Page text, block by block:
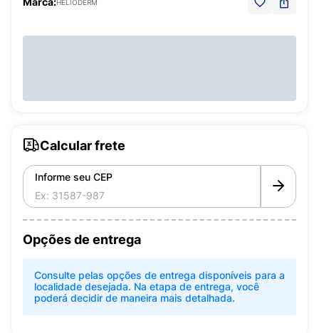
HELIODERM
Calcular frete
Informe seu CEP
Opções de entrega
Consulte pelas opções de entrega disponíveis para a
localidade desejada. Na etapa de entrega, você
poderá decidir de maneira mais detalhada.